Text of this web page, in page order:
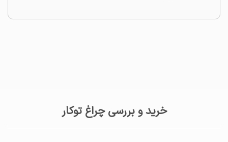
خرید و بررسی چراغ توکار